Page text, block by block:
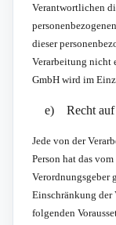
Verantwortlichen
dieser
Verarbeitung nicht
GmbH wird im
e) Recht auf
Jede von der
Person hat das
Verordnungsgeber
Einschränkung der
folgenden